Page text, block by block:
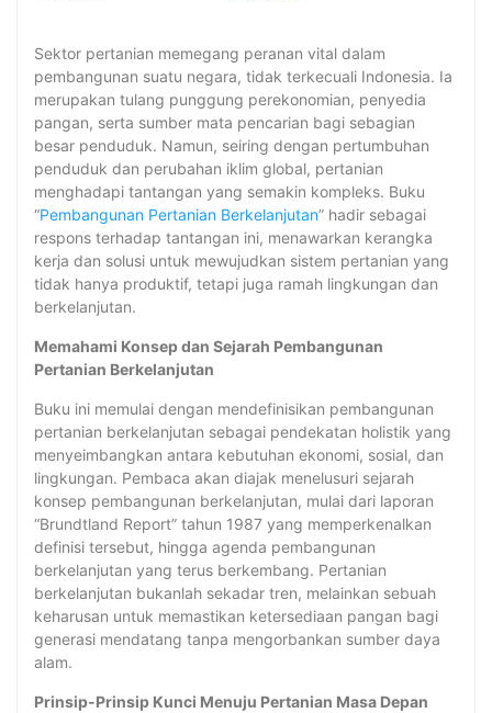
Sektor pertanian memegang peranan vital dalam
pembangunan suatu negara, tidak terkecuali Indonesia. Ia
merupakan tulang punggung perekonomian, penyedia
pangan, serta sumber mata pencarian bagi sebagian
besar penduduk. Namun, seiring dengan pertumbuhan
penduduk dan perubahan iklim global, pertanian
menghadapi tantangan yang semakin kompleks. Buku
“Pembangunan Pertanian Berkelanjutan” hadir sebagai
respons terhadap tantangan ini, menawarkan kerangka
kerja dan solusi untuk mewujudkan sistem pertanian yang
tidak hanya produktif, tetapi juga ramah lingkungan dan
berkelanjutan.
Memahami Konsep dan Sejarah Pembangunan
Pertanian Berkelanjutan
Buku ini memulai dengan mendefinisikan pembangunan
pertanian berkelanjutan sebagai pendekatan holistik yang
menyeimbangkan antara kebutuhan ekonomi, sosial, dan
lingkungan. Pembaca akan diajak menelusuri sejarah
konsep pembangunan berkelanjutan, mulai dari laporan
“Brundtland Report” tahun 1987 yang memperkenalkan
definisi tersebut, hingga agenda pembangunan
berkelanjutan yang terus berkembang. Pertanian
berkelanjutan bukanlah sekadar tren, melainkan sebuah
keharusan untuk memastikan ketersediaan pangan bagi
generasi mendatang tanpa mengorbankan sumber daya
alam.
Prinsip-Prinsip Kunci Menuju Pertanian Masa Depan